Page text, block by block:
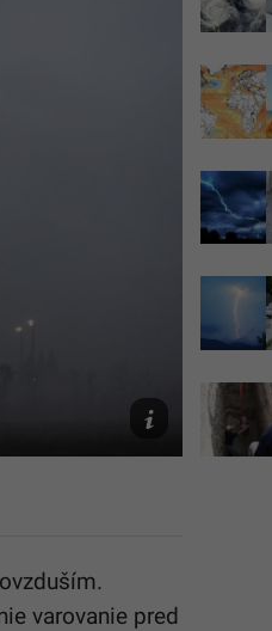
TASR/Milan
Kapusta
varovanie pred